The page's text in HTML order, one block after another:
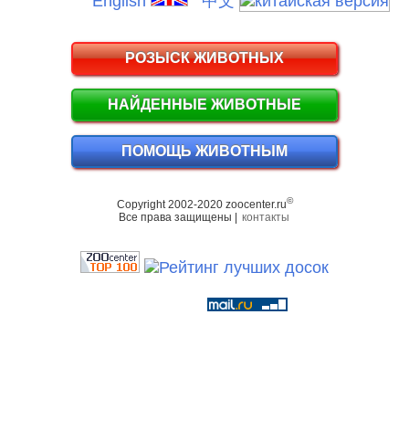
РОЗЫСК ЖИВОТНЫХ
НАЙДЕННЫЕ ЖИВОТНЫЕ
ПОМОЩЬ ЖИВОТНЫМ
Copyright 2002-2020 zoocenter.ru©
Все права защищены | контакты